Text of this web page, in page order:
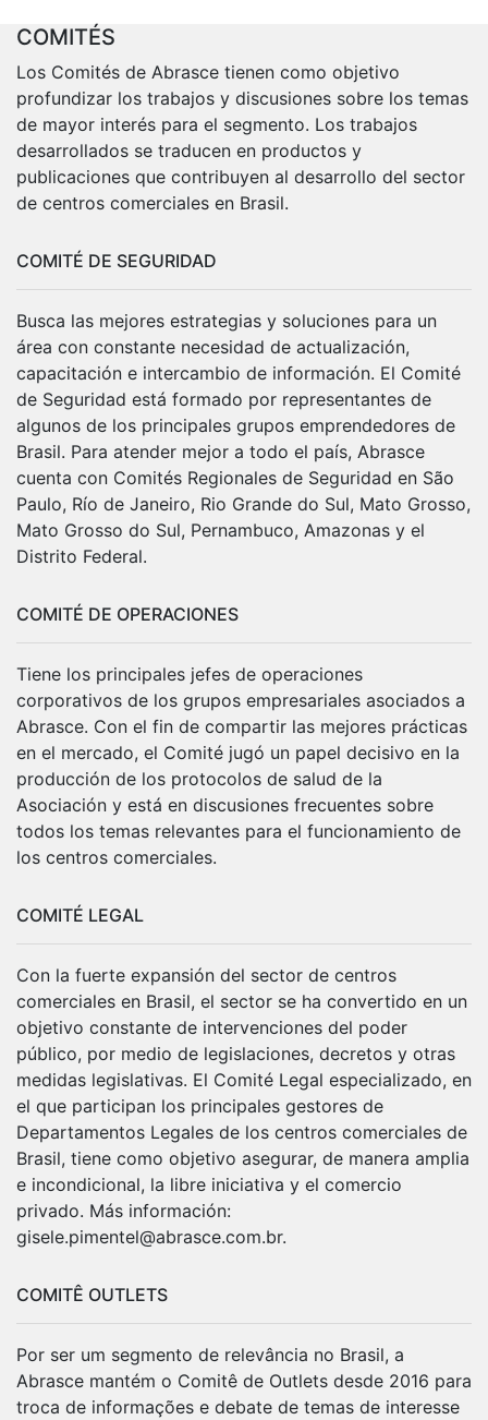
COMITÉS
Los Comités de Abrasce tienen como objetivo
profundizar los trabajos y discusiones sobre los temas
de mayor interés para el segmento. Los trabajos
desarrollados se traducen en productos y
publicaciones que contribuyen al desarrollo del sector
de centros comerciales en Brasil.
COMITÉ DE SEGURIDAD
Busca las mejores estrategias y soluciones para un
área con constante necesidad de actualización,
capacitación e intercambio de información. El Comité
de Seguridad está formado por representantes de
algunos de los principales grupos emprendedores de
Brasil. Para atender mejor a todo el país, Abrasce
cuenta con Comités Regionales de Seguridad en São
Paulo, Río de Janeiro, Rio Grande do Sul, Mato Grosso,
Mato Grosso do Sul, Pernambuco, Amazonas y el
Distrito Federal.
COMITÉ DE OPERACIONES
Tiene los principales jefes de operaciones
corporativos de los grupos empresariales asociados a
Abrasce. Con el fin de compartir las mejores prácticas
en el mercado, el Comité jugó un papel decisivo en la
producción de los protocolos de salud de la
Asociación y está en discusiones frecuentes sobre
todos los temas relevantes para el funcionamiento de
los centros comerciales.
COMITÉ LEGAL
Con la fuerte expansión del sector de centros
comerciales en Brasil, el sector se ha convertido en un
objetivo constante de intervenciones del poder
público, por medio de legislaciones, decretos y otras
medidas legislativas. El Comité Legal especializado, en
el que participan los principales gestores de
Departamentos Legales de los centros comerciales de
Brasil, tiene como objetivo asegurar, de manera amplia
e incondicional, la libre iniciativa y el comercio
privado. Más información:
gisele.pimentel@abrasce.com.br.
COMITÊ OUTLETS
Por ser um segmento de relevância no Brasil, a
Abrasce mantém o Comitê de Outlets desde 2016 para
troca de informações e debate de temas de interesse